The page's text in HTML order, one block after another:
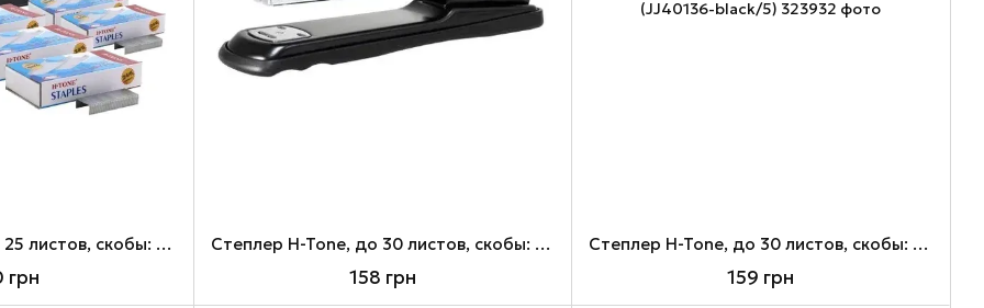
Cтеплер H-Tone, до 25 листов, скобы: 24/6, 26/6 + 5 пачек скоб 24/6 1000 шт (JJ40134-black/5)
грн
Cтеплер H-Tone, до 30 листов, скобы: 24/6, 26/6 (JJ40136-black)
158 грн
Cтеплер H-Tone, до 30 листов, скобы: 24/6, 26/6 + 5 пачек скоб 24/6 1000 шт (JJ40136-black/5)
159 грн